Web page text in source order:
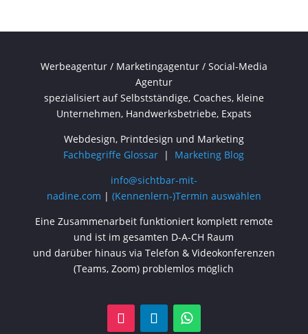
Werbeagentur / Marketingagentur / Social-Media
Agentur
spezialisiert auf Selbstständige, Coaches, kleine
Unternehmen, Handwerksbetriebe, Expats
Webdesign, Printdesign und Marketing
Fachbegriffe Glossar | Marketing Blog
info@sichtbar-mit-
nadine.com | (Kennenlern-)Termin auswählen
Eine Zusammenarbeit funktioniert komplett remote
und ist im gesamten D-A-CH Raum
und darüber hinaus via Telefon & Videokonferenzen
(Teams, Zoom) problemlos möglich